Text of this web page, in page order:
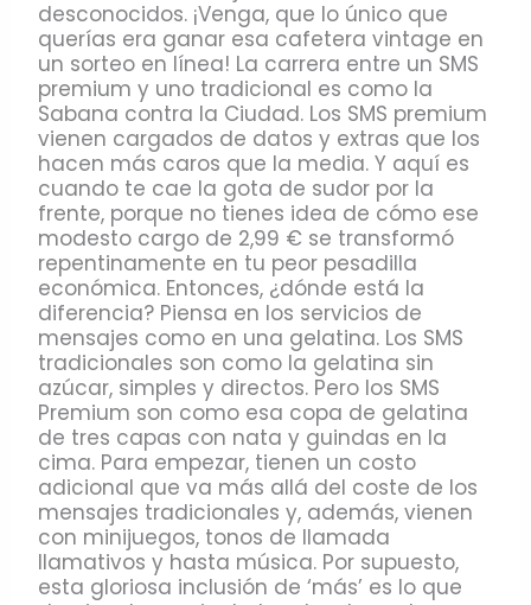
desconocidos. ¡Venga, que lo único que
querías era ganar esa cafetera vintage en
un sorteo en línea! La carrera entre un SMS
premium y uno tradicional es como la
Sabana contra la Ciudad. Los SMS premium
vienen cargados de datos y extras que los
hacen más caros que la media. Y aquí es
cuando te cae la gota de sudor por la
frente, porque no tienes idea de cómo ese
modesto cargo de 2,99 € se transformó
repentinamente en tu peor pesadilla
económica. Entonces, ¿dónde está la
diferencia? Piensa en los servicios de
mensajes como en una gelatina. Los SMS
tradicionales son como la gelatina sin
azúcar, simples y directos. Pero los SMS
Premium son como esa copa de gelatina
de tres capas con nata y guindas en la
cima. Para empezar, tienen un costo
adicional que va más allá del coste de los
mensajes tradicionales y, además, vienen
con minijuegos, tonos de llamada
llamativos y hasta música. Por supuesto,
esta gloriosa inclusión de ‘más’ es lo que